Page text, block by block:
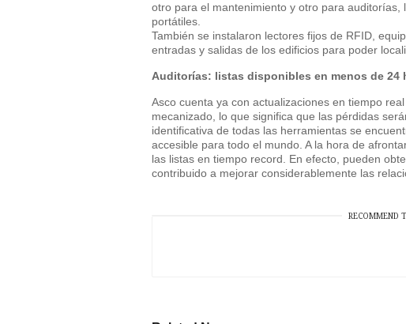
otro para el mantenimiento y otro para
portátiles.
También se instalaron lectores fijos de RFID,
entradas y salidas de los edificios para poder
Auditorías: listas disponibles en menos de 24
Asco cuenta ya con actualizaciones en tiempo
mecanizado, lo que significa que las pérdidas
identificativa de todas las herramientas se
accesible para todo el mundo. A la hora de
las listas en tiempo record. En efecto, pueden
contribuido a mejorar considerablemente las
RECOMMEND